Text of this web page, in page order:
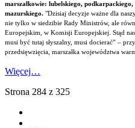
marszałkowie: lubelskiego,
mazurskiego. "Dzisiaj decyzje ważne dla
nie tylko w siedzibie Rady Ministrów, ale
Europejskim, w Komisji Europejskiej. Stąd
musi być tutaj słyszalny, musi docierać” –
przedsięwzięcia, marszałka województwa
Więcej…
Strona 284 z 325